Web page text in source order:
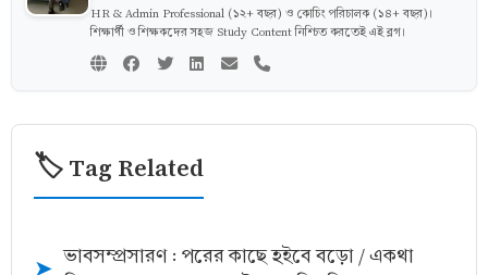
HR & Admin Professional (১২+ বছর) ও কোচিং পরিচালক (১৪+ বছর)।
শিক্ষার্থী ও শিক্ষকদের সহজ Study Content নিশ্চিত করতেই এই ব্লগ।
🏷️ Tag Related
ভাবসম্প্রসারণ : পরের কাছে হইবে বড়ো / একথা